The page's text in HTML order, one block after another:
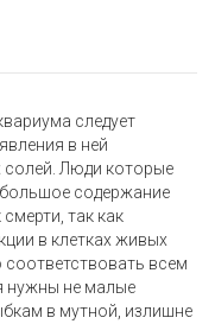
следует
в ней
солей. Люди которые
содержание
так как
в клетках живых
всем
нужны не малые
в мутной, излишне